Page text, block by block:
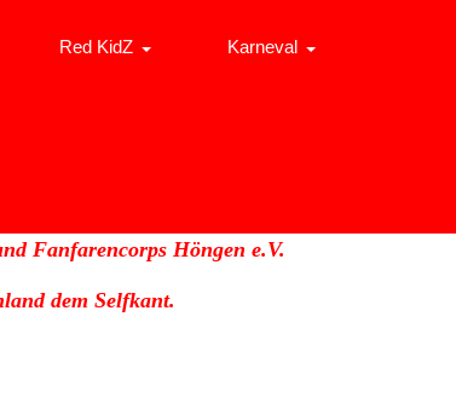
Red KidZ Karneval
Fanfarencorps Höngen e.V.
dem Selfkant.